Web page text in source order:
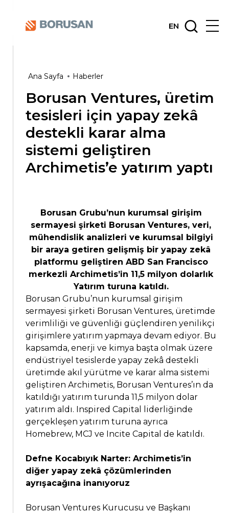
EN
Ana Sayfa Haberler
Borusan Ventures, üretim
tesisleri için yapay zekâ
destekli karar alma
sistemi geliştiren
Archimetis’e yatırım yaptı
Borusan Grubu’nun kurumsal girişim
sermayesi şirketi Borusan Ventures, veri,
mühendislik analizleri ve kurumsal bilgiyi
bir araya getiren gelişmiş bir yapay zekâ
platformu geliştiren ABD San Francisco
merkezli Archimetis’in 11,5 milyon dolarlık
Yatırım turuna katıldı.
Borusan Grubu’nun kurumsal girişim
sermayesi şirketi Borusan Ventures, üretimde
verimliliği ve güvenliği güçlendiren yenilikçi
girişimlere yatırım yapmaya devam ediyor. Bu
kapsamda, enerji ve kimya başta olmak üzere
endüstriyel tesislerde yapay zekâ destekli
üretimde akıl yürütme ve karar alma sistemi
geliştiren Archimetis, Borusan Ventures’ın da
katıldığı yatırım turunda 11,5 milyon dolar
yatırım aldı. Inspired Capital liderliğinde
gerçekleşen yatırım turuna ayrıca
Homebrew, MCJ ve Incite Capital de katıldı.
Defne Kocabıyık Narter: Archimetis’in
diğer yapay zekâ çözümlerinden
ayrışacağına inanıyoruz
Borusan Ventures Kurucusu ve Başkanı